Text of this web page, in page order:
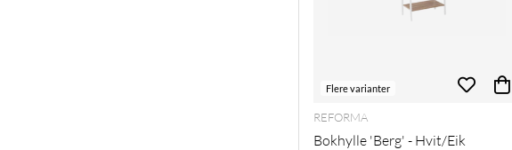
Flere varianter
REFORMA
Bokhylle 'Berg' - Hvit/Eik